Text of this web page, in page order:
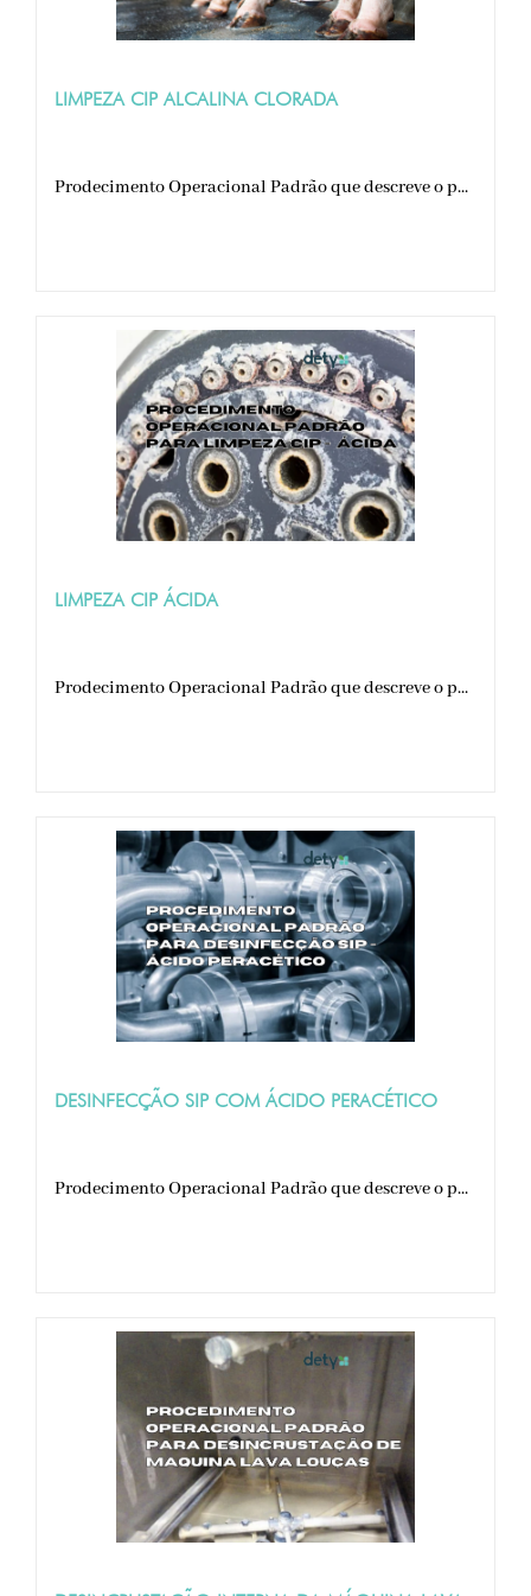
LIMPEZA CIP ALCALINA CLORADA
Prodecimento Operacional Padrão que descreve o p...
LIMPEZA CIP ÁCIDA
Prodecimento Operacional Padrão que descreve o p...
DESINFECÇÃO SIP COM ÁCIDO PERACÉTICO
Prodecimento Operacional Padrão que descreve o p...